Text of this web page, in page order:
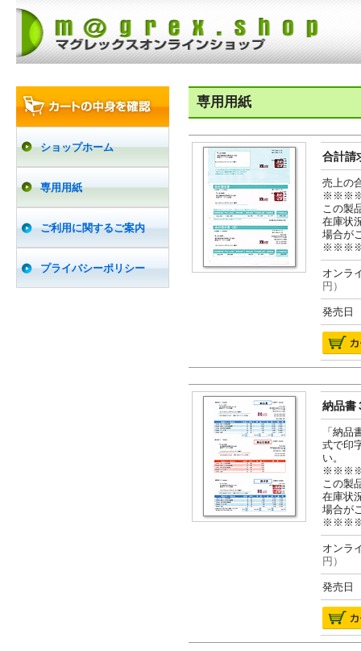
ショップホーム
専用用紙
ご利用に関するご案内
プライバシーポリシー
専用用紙
合計請
売上の
この製
在庫状
場合が
オン
円）
発売日
納品書
「納
式で印
い。
この製
在庫状
場合が
オン
円）
発売日